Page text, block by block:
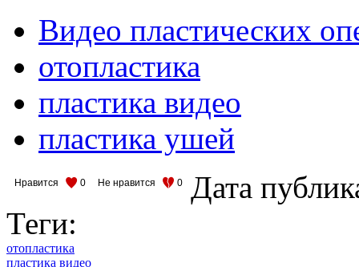
Видео пластических
отопластика
пластика видео
пластика ушей
Нравится 0 Не нравится 0
Дата
Теги:
отопластика
пластика видео